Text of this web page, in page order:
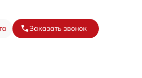
Заказать звонок